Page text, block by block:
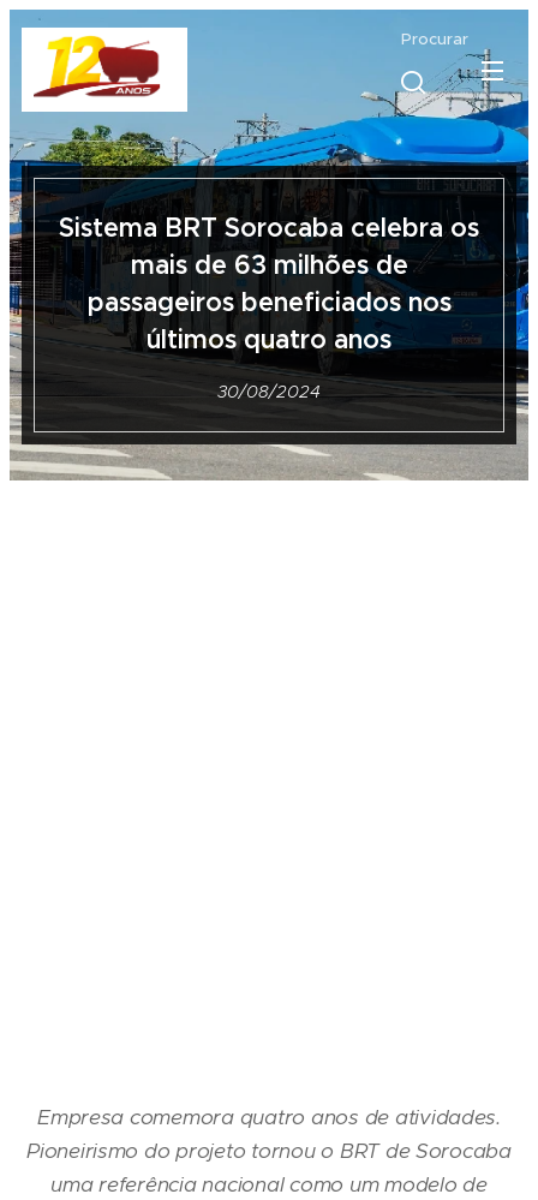
Procurar
Sistema BRT Sorocaba celebra os
mais de 63 milhões de
passageiros beneficiados nos
últimos quatro anos
30/08/2024
Empresa comemora quatro anos de atividades.
Pioneirismo do projeto tornou o BRT de Sorocaba
uma referência nacional como um modelo de